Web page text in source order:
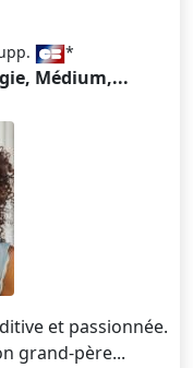
*
Médium,...
et passionnée.
grand-père...